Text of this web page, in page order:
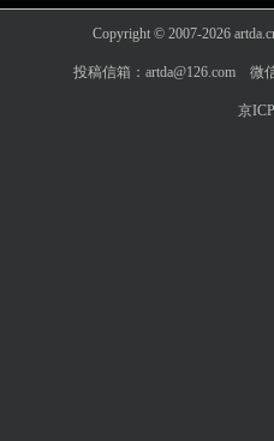
Copyright © 2007-2026
投稿信箱：artda@126.com 微
京